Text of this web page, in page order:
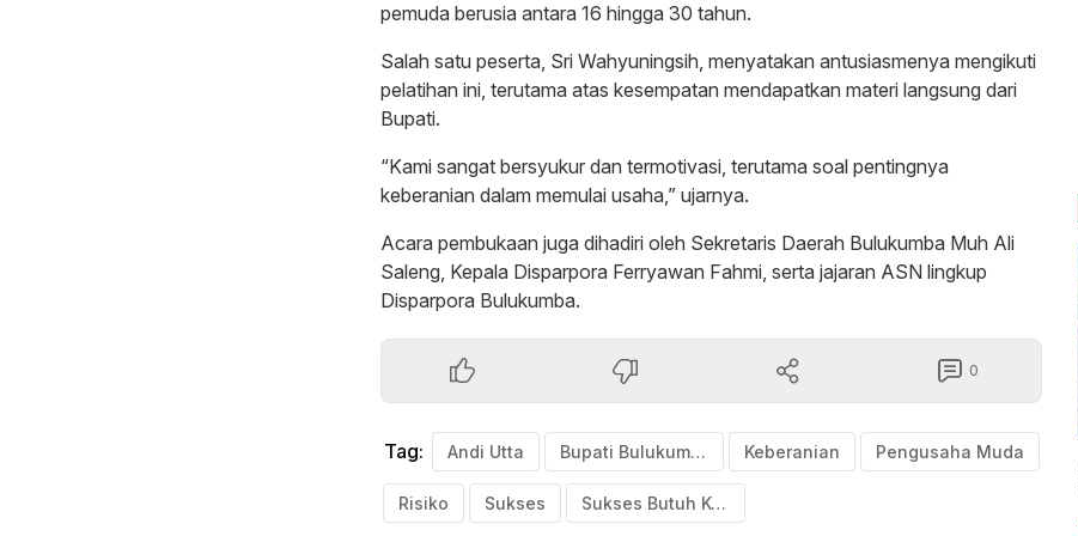
pemuda berusia antara 16 hingga 30 tahun.
Salah satu peserta, Sri Wahyuningsih, menyatakan antusiasmenya mengikuti
pelatihan ini, terutama atas kesempatan mendapatkan materi langsung dari
Bupati.
“Kami sangat bersyukur dan termotivasi, terutama soal pentingnya
keberanian dalam memulai usaha,” ujarnya.
Acara pembukaan juga dihadiri oleh Sekretaris Daerah Bulukumba Muh Ali
Saleng, Kepala Disparpora Ferryawan Fahmi, serta jajaran ASN lingkup
Disparpora Bulukumba.
0
Tag: Andi Utta Bupati Bulukumba Keberanian Pengusaha Muda
Risiko Sukses Sukses Butuh Keberanian Ambil Risiko